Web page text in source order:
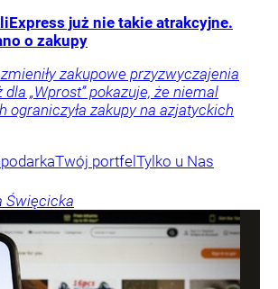
już nie takie atrakcyjne.
o zakupy
zakupowe przyzwyczajenia
„Wprost” pokazuje, że niemal
ograniczyła zakupy na azjatyckich
Twój portfel Tylko u Nas
Święcicka